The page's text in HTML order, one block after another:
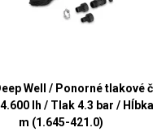
Well / Ponorné tlakové
lh / Tlak 4.3 bar /
m (1.645-421.0)